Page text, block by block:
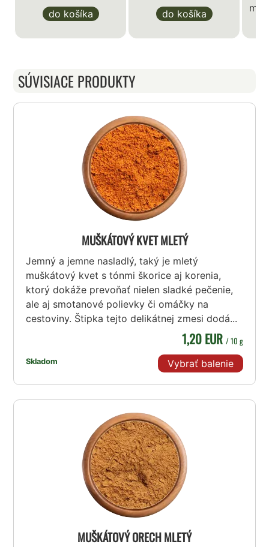
do košíka
do košíka
SÚVISIACE PRODUKTY
MUŠKÁTOVÝ KVET MLETÝ
Jemný a jemne nasladlý, taký je mletý
muškátový kvet s tónmi škorice aj korenia,
ktorý dokáže prevoňať nielen sladké pečenie,
ale aj smotanové polievky či omáčky na
cestoviny. Štipka tejto delikátnej zmesi dodá...
Skladom
1,20 EUR / 10 g
Vybrať balenie
MUŠKÁTOVÝ ORECH MLETÝ